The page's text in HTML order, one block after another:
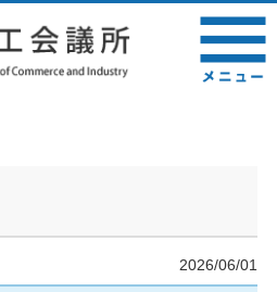
2026/06/01